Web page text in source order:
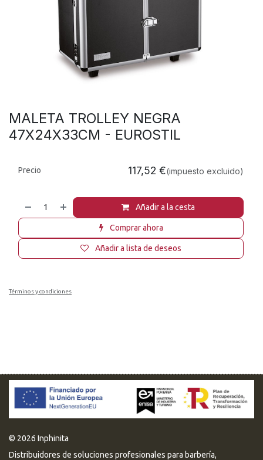
MALETA TROLLEY NEGRA
47X24X33CM - EUROSTIL
Añadir a la cesta
Comprar ahora
Añadir a lista de deseos
Precio 117,52 €(impuesto excluido)
Términos y condiciones
© 2026 Inphinita
Distribuidores de soluciones profesionales para barbería,